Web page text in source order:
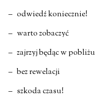
– odwiedź koniecznie!
– warto zobaczyć
– zajrzyj będąc w pobliżu
– bez rewelacji
– szkoda czasu!